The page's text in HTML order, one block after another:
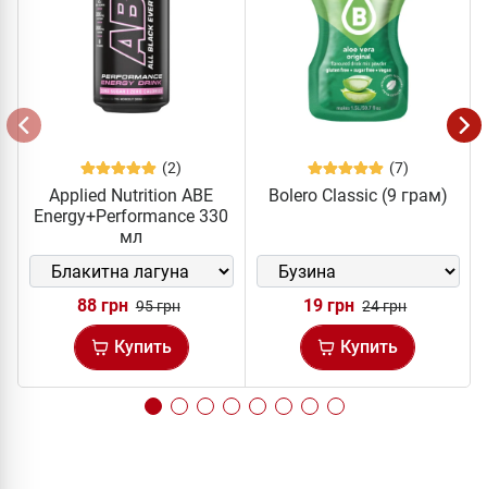
(2)
Applied Nutrition ABE
Energy+Performance 330
мл
88 грн 95 грн
Купить
(7)
Bolero Classic (9 грам)
19 грн 24 грн
Купить